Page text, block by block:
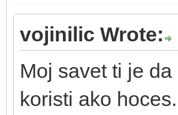
vojinilic Wrote:
Moj savet ti je
koristi ako